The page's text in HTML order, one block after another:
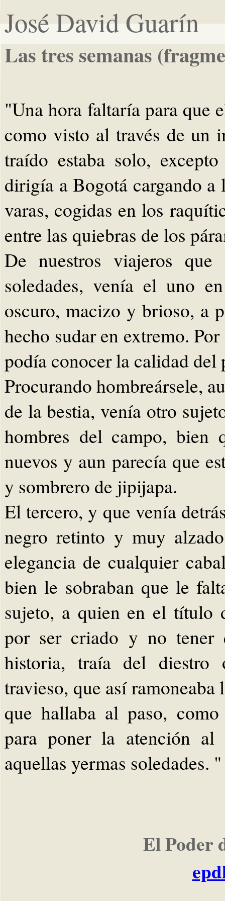
José David Guarín
Las tres semanas
"Una hora faltaría para que
como visto al través de un
traído estaba solo,
dirigía a Bogotá cargando a
varas, cogidas en los
entre las quiebras de los
De nuestros viajeros que
soledades, venía el uno
oscuro, macizo y brioso, a
hecho sudar en extremo.
podía conocer la calidad del
Procurando hombreársele,
de la bestia, venía otro
hombres del campo, bien
nuevos y aun parecía que
y sombrero de jipijapa.
El tercero, y que venía
negro retinto y muy
elegancia de cualquier
bien le sobraban que le
sujeto, a quien en el título
por ser criado y no tener
historia, traía del diestro
travieso, que así
que hallaba al paso,
para poner la atención
aquellas yermas soledades. "
El Poder